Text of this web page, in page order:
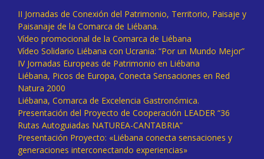
II Jornadas de Conexión del Patrimonio, Territorio, Paisaje y
Paisanaje de la Comarca de Liébana.
Vídeo promocional de la Comarca de Liébana
Vídeo Solidario Liébana con Ucrania: “Por un Mundo Mejor”
IV Jornadas Europeas de Patrimonio en Liébana
Liébana, Picos de Europa, Conecta Sensaciones en Red
Natura 2000
Liébana, Comarca de Excelencia Gastronómica.
Presentación del Proyecto de Cooperación LEADER “36
Rutas Autoguiadas NATUREA-CANTABRIA”
Presentación Proyecto: «Liébana conecta sensaciones y
generaciones interconectando experiencias»